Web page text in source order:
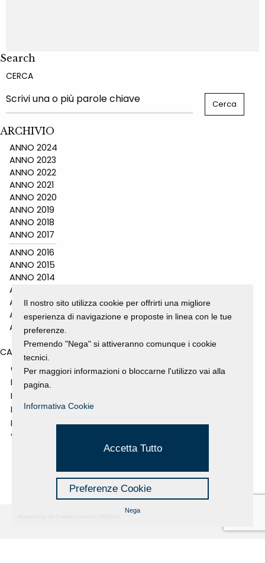
Search
CERCA
ARCHIVIO
ANNO 2024
ANNO 2023
ANNO 2022
ANNO 2021
ANNO 2020
ANNO 2019
ANNO 2018
ANNO 2017
ANNO 2016
ANNO 2015
ANNO 2014
ANNO 2011
ANNO 2010
ANNO 2009
ANNO 2008
CATEGORIES
GALLERY
MOSTRE E EVENTI
NEWS
PROGETTI SOSTENUTI
RASSEGNA STAMPA
VIDEO
Il nostro sito utilizza cookie per offrirti una migliore
esperienza di navigazione e proposte in linea con le tue
preferenze.
Premendo "Nega" si attiveranno comunque i cookie
tecnici.
Per maggiori informazioni o bloccarne l'utilizzo vai alla
pagina.
Informativa Cookie
Accetta Tutto
Preferenze Cookie
Nega